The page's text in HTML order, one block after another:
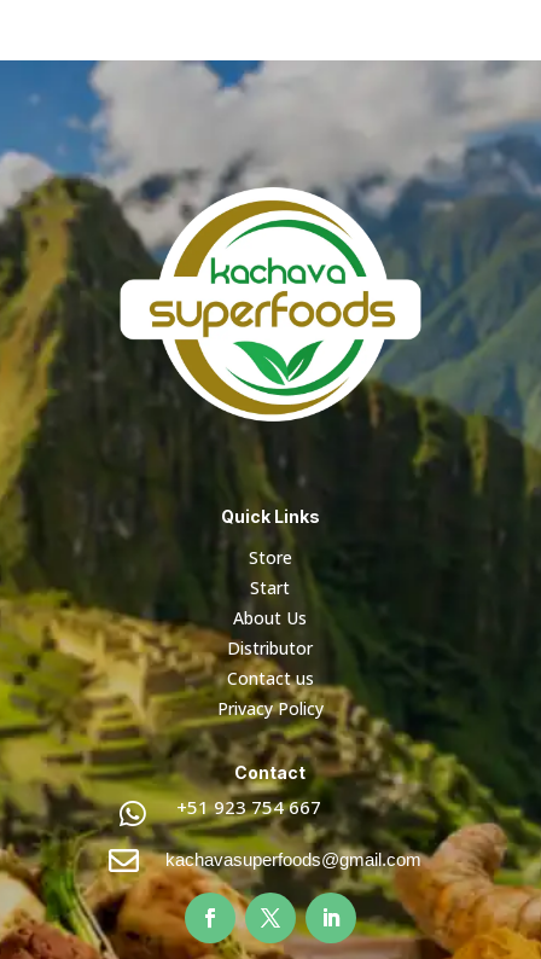
Quick Links
Store
Start
About Us
Distributor
Contact us
Privacy Policy
Contact
 +51 923 754 667
 kachavasuperfoods@gmail.com